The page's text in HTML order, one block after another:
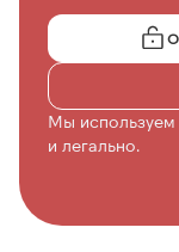
Мы используем
и легально.